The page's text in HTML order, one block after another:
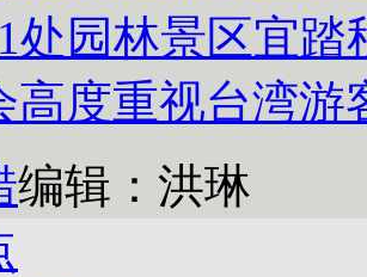
处园林景区宜踏
高度重视台湾游
编辑：洪琳